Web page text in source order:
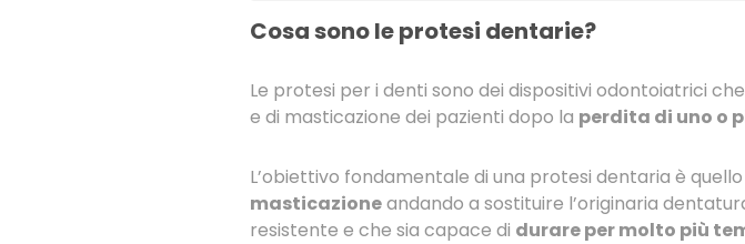
Cosa sono le protesi dentarie?
Le protesi per i denti sono dei dispositivi odontoiatrici
e di masticazione dei pazienti dopo la perdita di uno o
L’obiettivo fondamentale di una protesi dentaria è
masticazioneandando a sostituire l’originaria
resistente e che sia capace di durare per molto più